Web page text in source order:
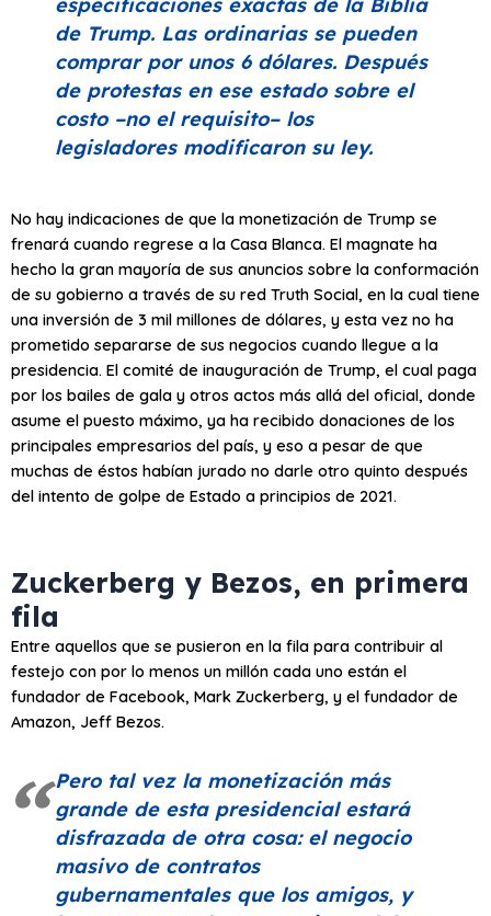
de Trump. Las ordinarias se pueden
comprar por unos 6 dólares. Después
de protestas en ese estado sobre el
costo –no el requisito– los
legisladores modificaron su ley.
No hay indicaciones de que la monetización de Trump se
frenará cuando regrese a la Casa Blanca. El magnate ha
hecho la gran mayoría de sus anuncios sobre la conformación
de su gobierno a través de su red Truth Social, en la cual tiene
una inversión de 3 mil millones de dólares, y esta vez no ha
prometido separarse de sus negocios cuando llegue a la
presidencia. El comité de inauguración de Trump, el cual paga
por los bailes de gala y otros actos más allá del oficial, donde
asume el puesto máximo, ya ha recibido donaciones de los
principales empresarios del país, y eso a pesar de que
muchas de éstos habían jurado no darle otro quinto después
del intento de golpe de Estado a principios de 2021.
Zuckerberg y Bezos, en primera
fila
Entre aquellos que se pusieron en la fila para contribuir al
festejo con por lo menos un millón cada uno están el
fundador de Facebook, Mark Zuckerberg, y el fundador de
Amazon, Jeff Bezos.
Pero tal vez la monetización más
grande de esta presidencial estará
disfrazada de otra cosa: el negocio
masivo de contratos
gubernamentales que los amigos, y